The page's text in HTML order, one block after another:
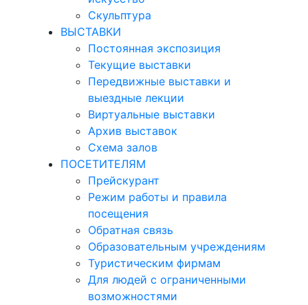
Скульптура
ВЫСТАВКИ
Постоянная экспозиция
Текущие выставки
Передвижные выставки и
выездные лекции
Виртуальные выставки
Архив выставок
Схема залов
ПОСЕТИТЕЛЯМ
Прейскурант
Режим работы и правила
посещения
Обратная связь
Образовательным учреждениям
Туристическим фирмам
Для людей с ограниченными
возможностями